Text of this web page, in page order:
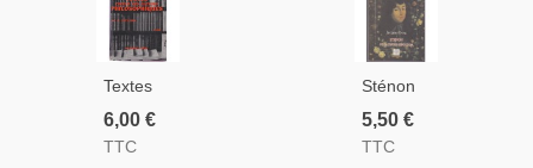
Textes
Choisis
Des
6,00 €
TTC
Sténon
Ou La
Divine
5,50 €
TTC